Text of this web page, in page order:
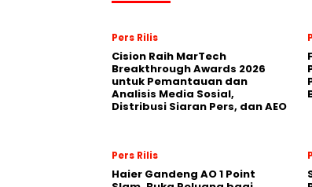
Pers Rilis
Cision Raih MarTech
Breakthrough Awards 2026
untuk Pemantauan dan
Analisis Media Sosial,
Distribusi Siaran Pers, dan AEO
Pers Rilis
Haier Gandeng AO 1 Point